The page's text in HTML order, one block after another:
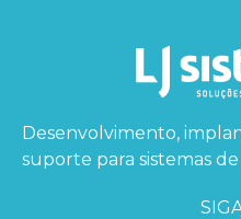
Desenvolvimento,
suporte para sistemas